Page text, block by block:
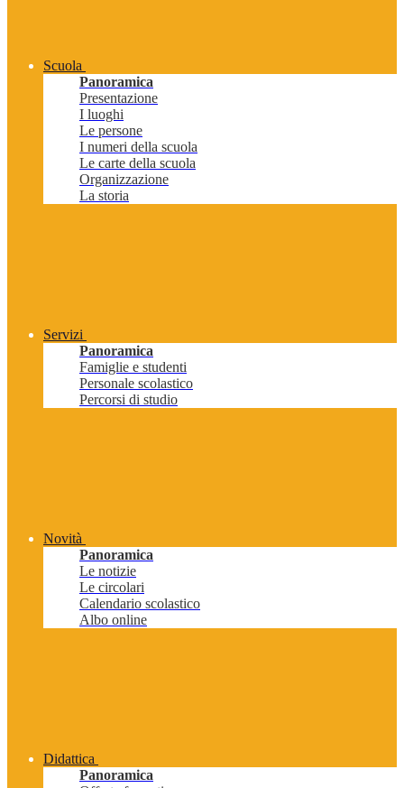
Scuola
Panoramica
Presentazione
I luoghi
Le persone
I numeri della scuola
Le carte della scuola
Organizzazione
La storia
Servizi
Panoramica
Famiglie e studenti
Personale scolastico
Percorsi di studio
Novità
Panoramica
Le notizie
Le circolari
Calendario scolastico
Albo online
Didattica
Panoramica